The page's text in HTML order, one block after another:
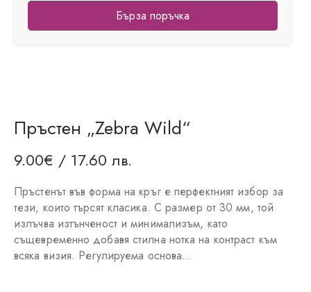
Пръстен „Zebra Wild“
9.00€ / 17.60 лв.
Пръстенът във форма на кръг е перфектният избор за
тези, които търсят класика. С размер от 30 мм, той
излъчва изтънченост и минимализъм, като
същевременно добавя стилна нотка на контраст към
всяка визия. Регулируема основа…
Бърза поръчка